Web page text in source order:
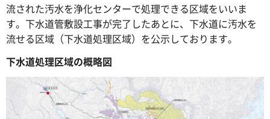
流された汚水を浄化センターで処理できる区域をいいま
す。下水道管敷設工事が完了したあとに、下水道に汚水を
流せる区域（下水道処理区域）を公示しております。
下水道処理区域の概略図